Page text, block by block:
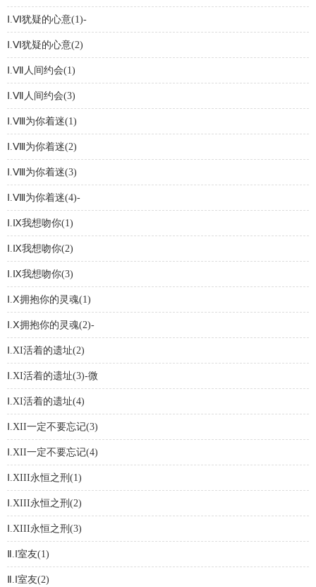
Ⅰ.Ⅵ犹疑的心意(1)-
Ⅰ.Ⅵ犹疑的心意(2)
Ⅰ.Ⅶ人间约会(1)
Ⅰ.Ⅶ人间约会(3)
Ⅰ.Ⅷ为你着迷(1)
Ⅰ.Ⅷ为你着迷(2)
Ⅰ.Ⅷ为你着迷(3)
Ⅰ.Ⅷ为你着迷(4)-
Ⅰ.Ⅸ我想吻你(1)
Ⅰ.Ⅸ我想吻你(2)
Ⅰ.Ⅸ我想吻你(3)
Ⅰ.Ⅹ拥抱你的灵魂(1)
Ⅰ.Ⅹ拥抱你的灵魂(2)-
Ⅰ.XI活着的遗址(2)
Ⅰ.XI活着的遗址(3)-微
Ⅰ.XI活着的遗址(4)
Ⅰ.XII一定不要忘记(3)
Ⅰ.XII一定不要忘记(4)
Ⅰ.XIII永恒之刑(1)
Ⅰ.XIII永恒之刑(2)
Ⅰ.XIII永恒之刑(3)
Ⅱ.Ⅰ室友(1)
Ⅱ.Ⅰ室友(2)